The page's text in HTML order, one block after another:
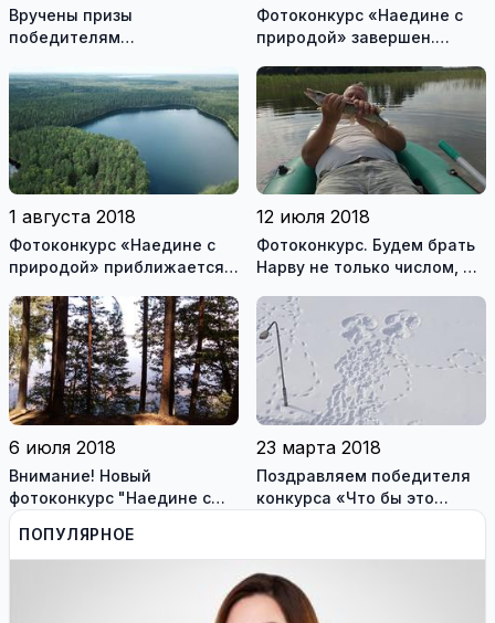
Вручены призы
победителям
природой». Спасибо всем
участникам!
Фотоконкурс «Наедине с
природой» завершен.
1 августа 2018
Фотоконкурс «Наедине с
природой» приближается к
12 июля 2018
Фотоконкурс. Будем брать
Нарву не только числом, но
6 июля 2018
Внимание! Новый
фотоконкурс "Наедине с
природой"
23 марта 2018
Поздравляем победителя
конкурса «Что бы это
ПОПУЛЯРНОЕ